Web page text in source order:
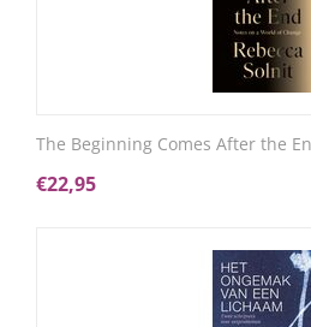
The Beginning Comes After the
€22,95